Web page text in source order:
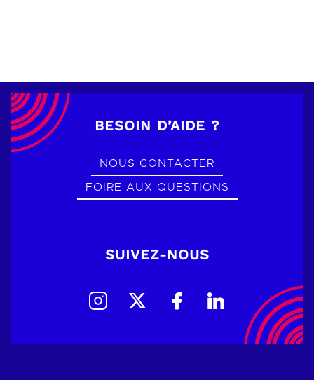
BESOIN D’AIDE ?
NOUS CONTACTER
FOIRE AUX QUESTIONS
SUIVEZ-NOUS